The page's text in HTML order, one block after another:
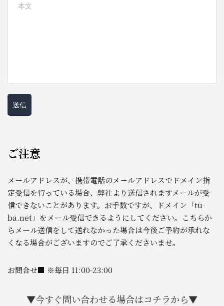
ご注意
メールアドレスが、携帯電話のメールアドレスでドメイン指
定受信を行っている場合、弊社より送信されますメールが受
信できないことがあります。お手数ですが、ドメイン「tu-
ba.net」をメール受信できるようにしてください。こちらか
らメール送信をして送れなかった場合は今後ご予約が承れな
くなる場合がございますのでご了承くださいませ。
お問合せ■ ※毎日 11:00-23:00
送信
▼今すぐ問い合わせる場合はコチラから▼